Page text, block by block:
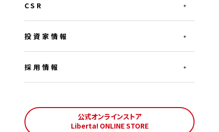
CSR
投資家情報
採用情報
公式オンラインストア
Liberta! ONLINE STORE